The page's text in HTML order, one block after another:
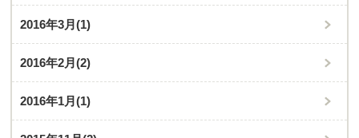
2016年3月(1)
2016年2月(2)
2016年1月(1)